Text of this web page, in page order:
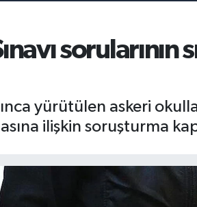
sorularının
yürütülen askeri
ilişkin soruşturma